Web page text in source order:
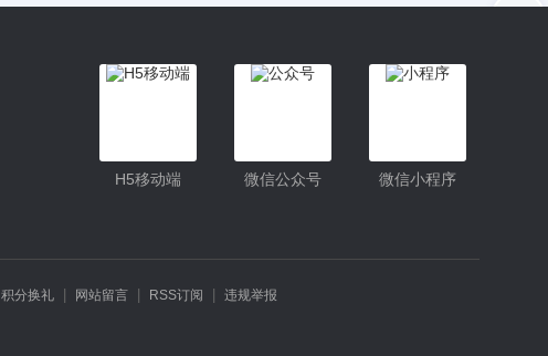
微信小程序
微信公众号
H5移动端
积分换礼| 网站留言| RSS订阅 违规举报